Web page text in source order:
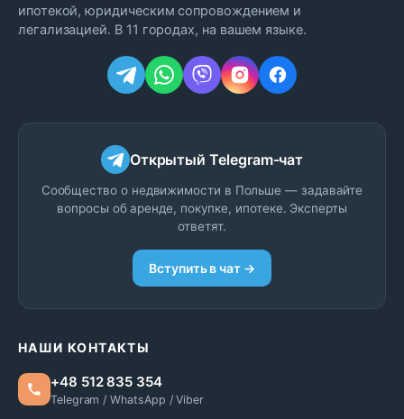
ипотекой, юридическим сопровождением и
легализацией. В 11 городах, на вашем языке.
Открытый Telegram-чат
Сообщество о недвижимости в Польше — задавайте
вопросы об аренде, покупке, ипотеке. Эксперты
ответят.
Вступить в чат →
НАШИ КОНТАКТЫ
+48 512 835 354
Telegram / WhatsApp / Viber